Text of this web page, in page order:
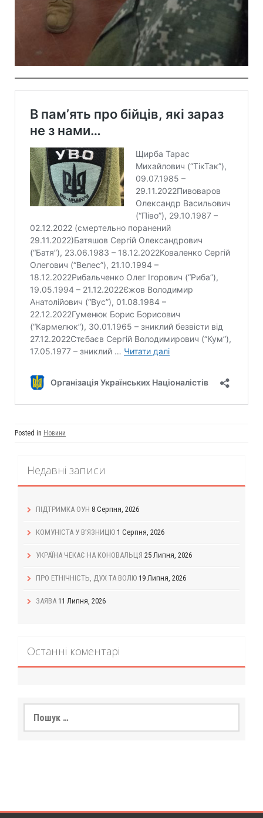
Posted in Новини
Недавні записи
ПІДТРИМКА ОУН 8 Серпня, 2026
КОМУНІСТА У В’ЯЗНИЦЮ 1 Серпня, 2026
УКРАЇНА ЧЕКАЄ НА КОНОВАЛЬЦЯ 25 Липня, 2026
ПРО ЕТНІЧНІСТЬ, ДУХ ТА ВОЛЮ 19 Липня, 2026
ЗАЯВА 11 Липня, 2026
Останні коментарі